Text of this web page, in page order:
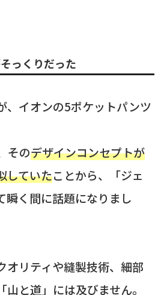
っくりだった
、イオンの5ポケットパンツ
そのデザインコンセプトが
していたことから、「ジェ
瞬く間に話題になりまし
オリティや縫製技術、細部
と道」には及びません。